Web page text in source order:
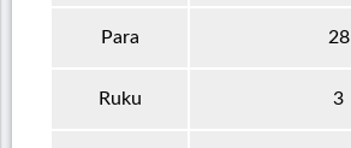
Para 28
Ruku 3